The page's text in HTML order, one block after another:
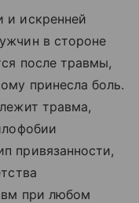
и искренней
в стороне
после травмы,
принесла боль.
травма,
привязанности,
при любом